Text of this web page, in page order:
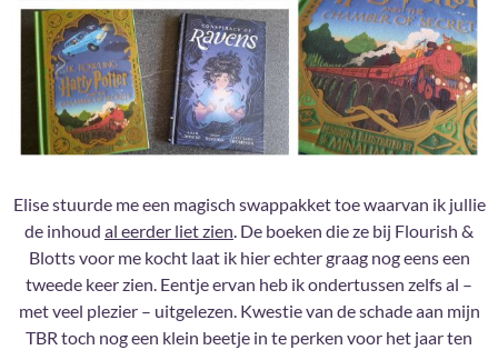
Elise stuurde me een magisch swappakket toe waarvan ik jullie
de inhoud al eerder liet zien. De boeken die ze bij Flourish &
Blotts voor me kocht laat ik hier echter graag nog eens een
tweede keer zien. Eentje ervan heb ik ondertussen zelfs al –
met veel plezier – uitgelezen. Kwestie van de schade aan mijn
TBR toch nog een klein beetje in te perken voor het jaar ten